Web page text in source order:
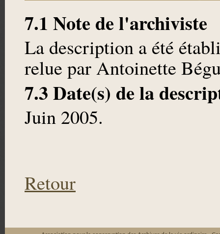
7.1 Note de l'archiviste
La description a été
relue par Antoinette
7.3 Date(s) de la
Juin 2005.
Retour